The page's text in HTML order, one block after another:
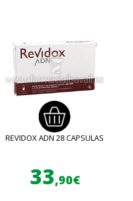
REVIDOX ADN 28 CAPSULAS
33,90€